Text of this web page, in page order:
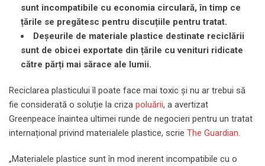
sunt incompatibile cu economia circulară, în timp ce
țările se pregătesc pentru discuțiile pentru tratat.
Deșeurile de materiale plastice destinate reciclării
sunt de obicei exportate din țările cu venituri ridicate
către părți mai sărace ale lumii.
Reciclarea plasticului îl poate face mai toxic și nu ar trebui să
fie considerată o soluție la criza poluării, a avertizat
Greenpeace înaintea ultimei runde de negocieri pentru un tratat
internațional privind materialele plastice, scrie The Guardian.
„Materialele plastice sunt în mod inerent incompatibile cu o